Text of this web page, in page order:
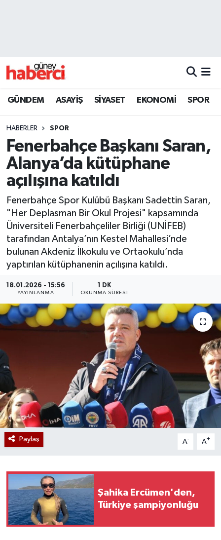
GÜNDEM ASAYİŞ SİYASET EKONOMİ SPOR
HABERLER SPOR
Fenerbahçe Başkanı Saran,
Alanya’da kütüphane
açılışına katıldı
Fenerbahçe Spor Kulübü Başkanı Sadettin Saran,
"Her Deplasman Bir Okul Projesi" kapsamında
Üniversiteli Fenerbahçeliler Birliği (UNİFEB)
tarafından Antalya’nın Kestel Mahallesi’nde
bulunan Akdeniz İlkokulu ve Ortaokulu’nda
yaptırılan kütüphanenin açılışına katıldı.
18.01.2026 - 15:56
YAYINLANMA
1 DK
OKUNMA SÜRESI
Paylaş A- A+
Şahika Ercümen'den,
Türkiye şampiyonluğu
Beyoğlu Trafik Yoğunluk Haritası
Son Dakika Haberleri
Haber Arşivi